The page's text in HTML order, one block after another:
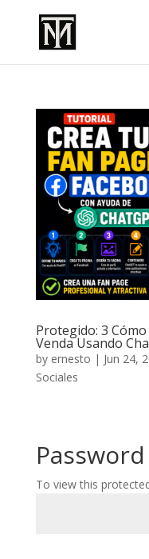
Protegido: 3
Venda Usando
by ernesto | Jun 24,
Sociales
To view this